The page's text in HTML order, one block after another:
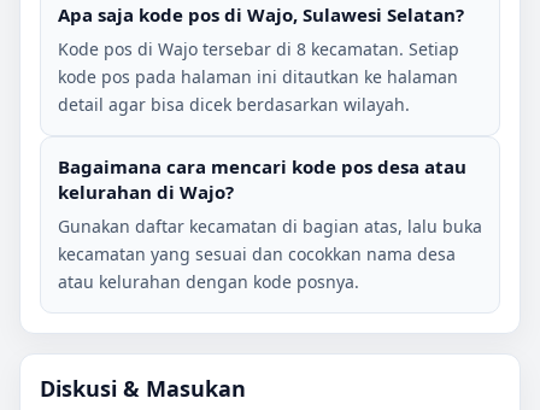
Apa saja kode pos di Wajo, Sulawesi Selatan?
Kode pos di Wajo tersebar di 8 kecamatan. Setiap
kode pos pada halaman ini ditautkan ke halaman
detail agar bisa dicek berdasarkan wilayah.
Bagaimana cara mencari kode pos desa atau
kelurahan di Wajo?
Gunakan daftar kecamatan di bagian atas, lalu buka
kecamatan yang sesuai dan cocokkan nama desa
atau kelurahan dengan kode posnya.
Diskusi & Masukan